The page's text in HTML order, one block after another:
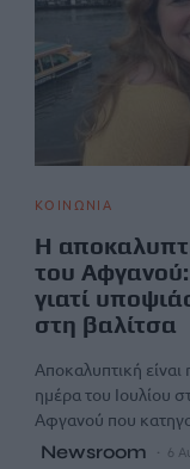
ΚΟΙΝΩΝΙΑ
Η
του
γιατί
στη βαλίτσα
Αποκαλυπτική
ημέρα του Ιουλίου
Αφγανού που
Newsroom 6